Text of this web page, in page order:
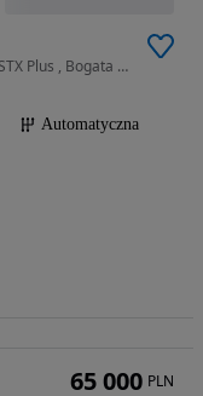
3604 cm3 • 309 KM • Dodge Challenger 2016 STX Plus , Bogata wersja Radar , Harman Kardon
Automatyczna
65 000 PLN